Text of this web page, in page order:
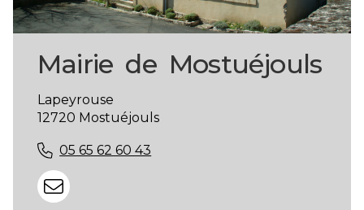
Mairie de Mostuéjouls
Lapeyrouse
12720 Mostuéjouls
05 65 62 60 43